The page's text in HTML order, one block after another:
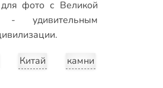
фото с Великой
- удивительным
Китай
камни